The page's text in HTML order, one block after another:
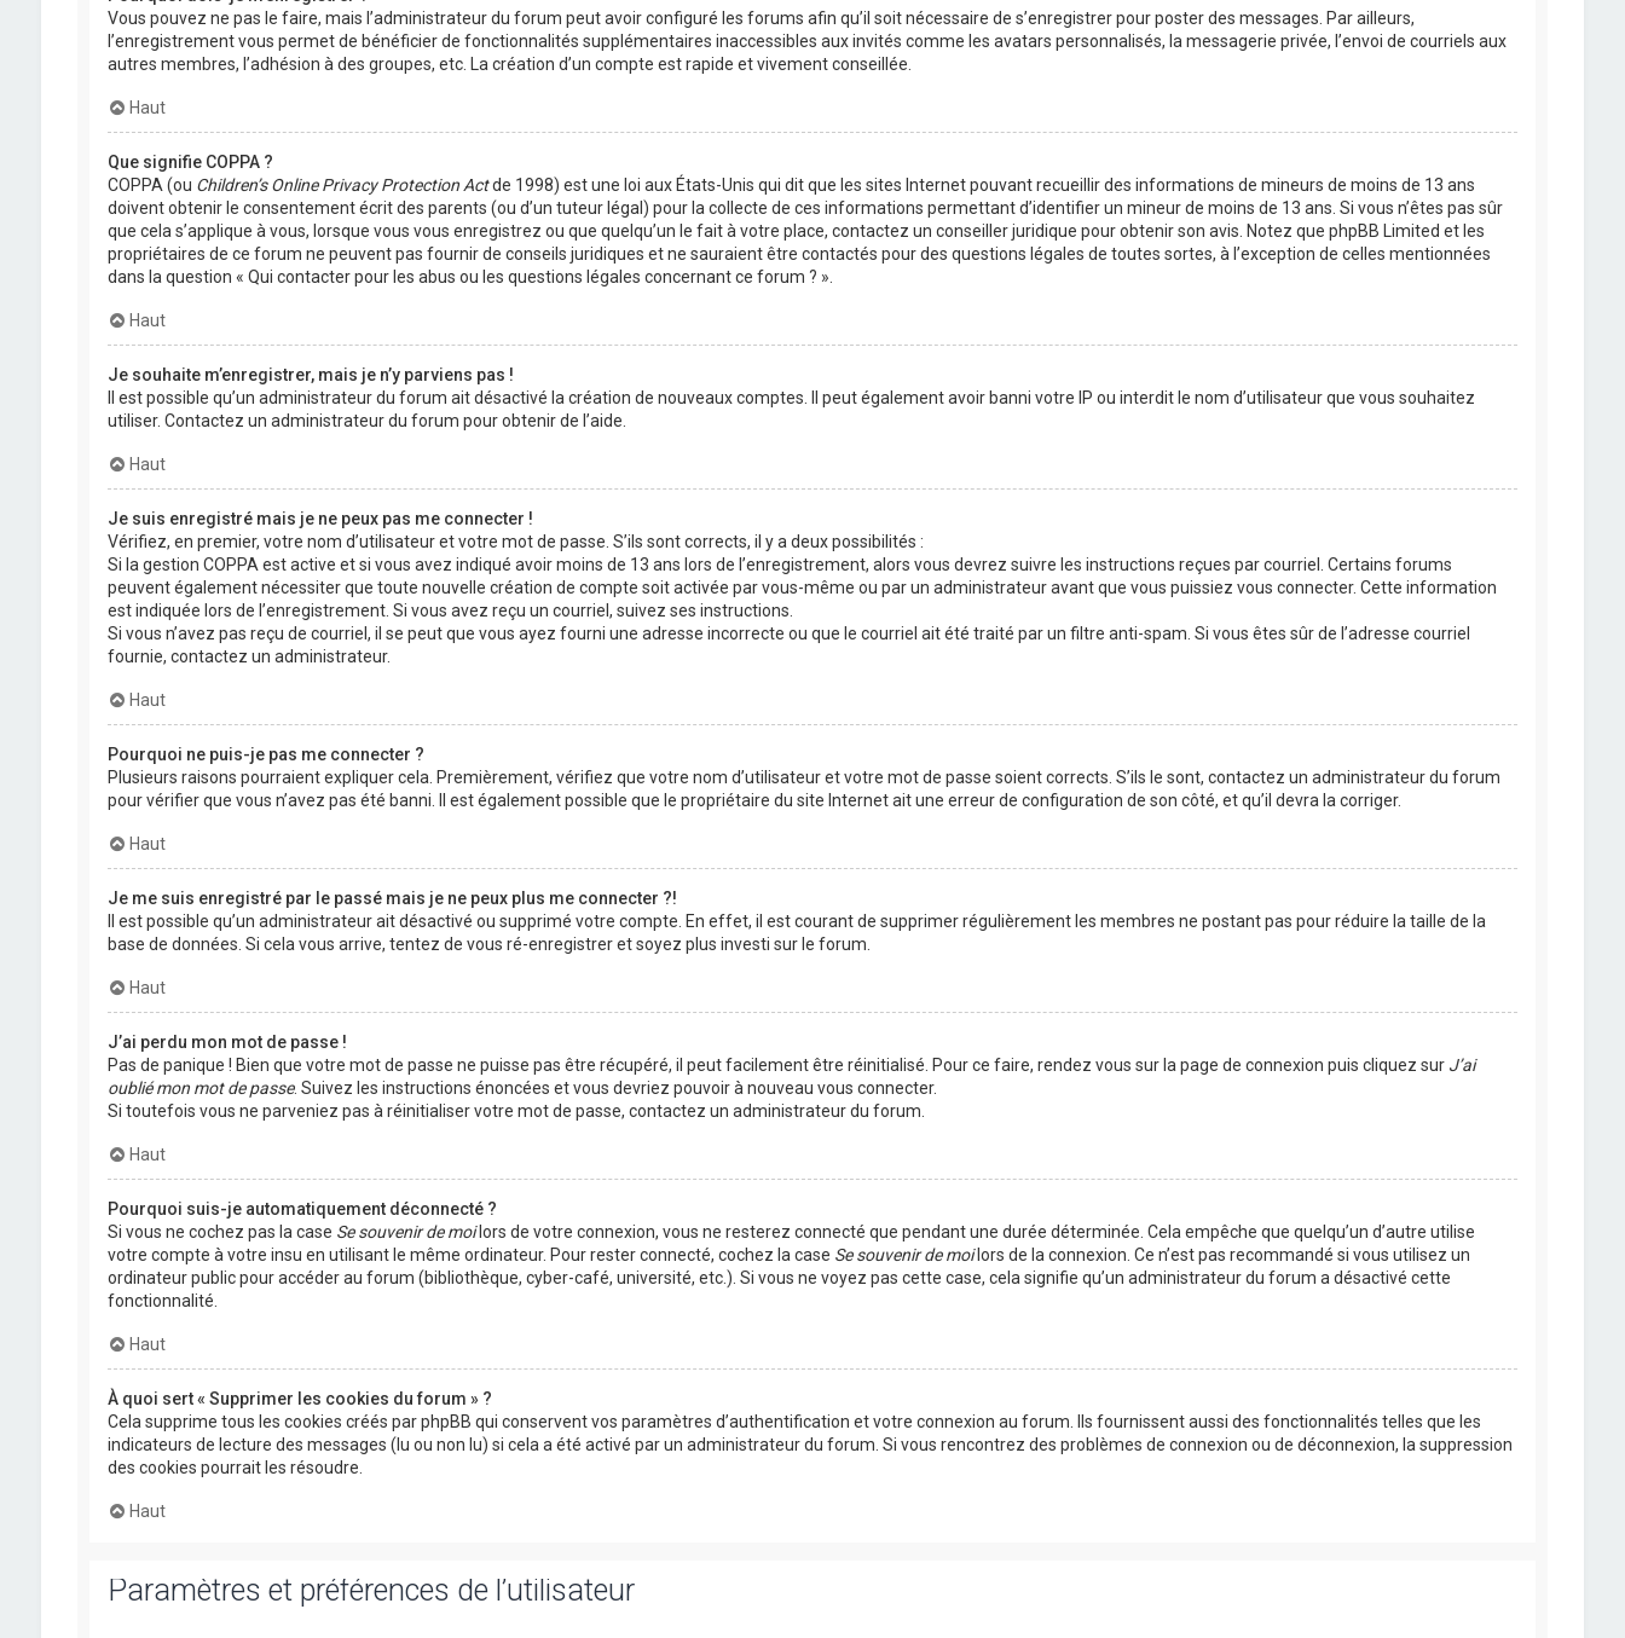
Vous pouvez ne pas le faire, mais l’administrateur du forum peut avoir configuré les forums afin qu’il soit nécessaire de s’enregistrer pour poster des messages. Par ailleurs,
l’enregistrement vous permet de bénéficier de fonctionnalités supplémentaires inaccessibles aux invités comme les avatars personnalisés, la messagerie privée, l’envoi de courriels aux
autres membres, l’adhésion à des groupes, etc. La création d’un compte est rapide et vivement conseillée.
Haut
Que signifie COPPA ?
COPPA (ou Children’s Online Privacy Protection Actde 1998) est une loi aux États-Unis qui dit que les sites Internet pouvant recueillir des informations de mineurs de moins de 13 ans
doivent obtenir le consentement écrit des parents (ou d’un tuteur légal) pour la collecte de ces informations permettant d’identifier un mineur de moins de 13 ans. Si vous n’êtes pas sûr
que cela s’applique à vous, lorsque vous vous enregistrez ou que quelqu’un le fait à votre place, contactez un conseiller juridique pour obtenir son avis. Notez que phpBB Limited et les
propriétaires de ce forum ne peuvent pas fournir de conseils juridiques et ne sauraient être contactés pour des questions légales de toutes sortes, à l’exception de celles mentionnées
dans la question « Qui contacter pour les abus ou les questions légales concernant ce forum ? ».
Haut
Je souhaite m’enregistrer, mais je n’y parviens pas !
Il est possible qu’un administrateur du forum ait désactivé la création de nouveaux comptes. Il peut également avoir banni votre IP ou interdit le nom d’utilisateur que vous souhaitez
utiliser. Contactez un administrateur du forum pour obtenir de l’aide.
Haut
Je suis enregistré mais je ne peux pas me connecter !
Vérifiez, en premier, votre nom d’utilisateur et votre mot de passe. S’ils sont corrects, il y a deux possibilités :
Si la gestion COPPA est active et si vous avez indiqué avoir moins de 13 ans lors de l’enregistrement, alors vous devrez suivre les instructions reçues par courriel. Certains forums
peuvent également nécessiter que toute nouvelle création de compte soit activée par vous-même ou par un administrateur avant que vous puissiez vous connecter. Cette information
est indiquée lors de l’enregistrement. Si vous avez reçu un courriel, suivez ses instructions.
Si vous n’avez pas reçu de courriel, il se peut que vous ayez fourni une adresse incorrecte ou que le courriel ait été traité par un filtre anti-spam. Si vous êtes sûr de l’adresse courriel
fournie, contactez un administrateur.
Haut
Pourquoi ne puis-je pas me connecter ?
Plusieurs raisons pourraient expliquer cela. Premièrement, vérifiez que votre nom d’utilisateur et votre mot de passe soient corrects. S’ils le sont, contactez un administrateur du forum
pour vérifier que vous n’avez pas été banni. Il est également possible que le propriétaire du site Internet ait une erreur de configuration de son côté, et qu’il devra la corriger.
Haut
Je me suis enregistré par le passé mais je ne peux plus me connecter ?!
Il est possible qu’un administrateur ait désactivé ou supprimé votre compte. En effet, il est courant de supprimer régulièrement les membres ne postant pas pour réduire la taille de la
base de données. Si cela vous arrive, tentez de vous ré-enregistrer et soyez plus investi sur le forum.
Haut
J’ai perdu mon mot de passe !
Pas de panique ! Bien que votre mot de passe ne puisse pas être récupéré, il peut facilement être réinitialisé. Pour ce faire, rendez vous sur la page de connexion puis cliquez sur J’ai
oublié mon mot de passe. Suivez les instructions énoncées et vous devriez pouvoir à nouveau vous connecter.
Si toutefois vous ne parveniez pas à réinitialiser votre mot de passe, contactez un administrateur du forum.
Haut
Pourquoi suis-je automatiquement déconnecté ?
Si vous ne cochez pas la case Se souvenir de moilors de votre connexion, vous ne resterez connecté que pendant une durée déterminée. Cela empêche que quelqu’un d’autre utilise
votre compte à votre insu en utilisant le même ordinateur. Pour rester connecté, cochez la case Se souvenir de moilors de la connexion. Ce n’est pas recommandé si vous utilisez un
ordinateur public pour accéder au forum (bibliothèque, cyber-café, université, etc.). Si vous ne voyez pas cette case, cela signifie qu’un administrateur du forum a désactivé cette
fonctionnalité.
Haut
À quoi sert « Supprimer les cookies du forum » ?
Cela supprime tous les cookies créés par phpBB qui conservent vos paramètres d’authentification et votre connexion au forum. Ils fournissent aussi des fonctionnalités telles que les
indicateurs de lecture des messages (lu ou non lu) si cela a été activé par un administrateur du forum. Si vous rencontrez des problèmes de connexion ou de déconnexion, la suppression
des cookies pourrait les résoudre.
Haut
Paramètres et préférences de l’utilisateur